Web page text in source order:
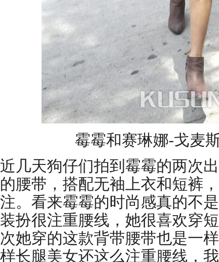
霉霉和赛琳娜-戈麦
近几天狗仔们拍到霉霉的两次
的腰带，搭配无袖上衣和短裤
注。看来霉霉的时尚感真的不
装扮很注重腰线，她很喜欢穿
次她穿的这款背带腰带也是一
样长腿美女还这么注重腰线，